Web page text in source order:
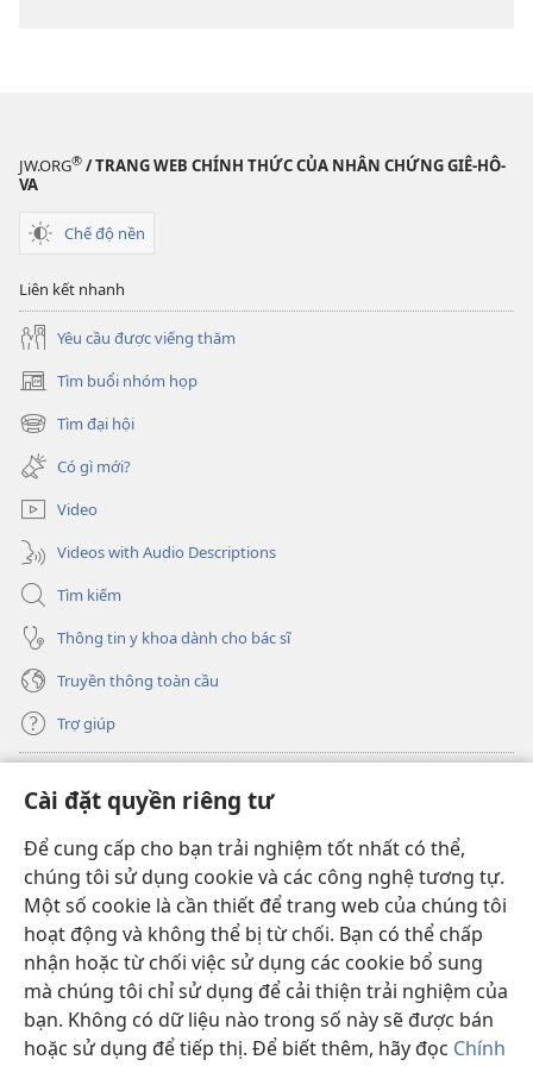
Cài đặt quyền riêng tư
Để cung cấp cho bạn trải nghiệm tốt nhất có thể,
chúng tôi sử dụng cookie và các công nghệ tương tự.
Một số cookie là cần thiết để trang web của chúng tôi
hoạt động và không thể bị từ chối. Bạn có thể chấp
nhận hoặc từ chối việc sử dụng các cookie bổ sung
mà chúng tôi chỉ sử dụng để cải thiện trải nghiệm của
bạn. Không có dữ liệu nào trong số này sẽ được bán
hoặc sử dụng để tiếp thị. Để biết thêm, hãy đọc Chính
JW.ORG® / TRANG WEB CHÍNH THỨC CỦA NHÂN CHỨNG GIÊ-HÔ-
VA
Chế độ nền
Liên kết nhanh
Yêu cầu được viếng thăm
Tìm buổi nhóm họp
(mở
cửa
sổ
mới)
Tìm đại hội
(mở
cửa
sổ
mới)
Có gì mới?
Video
Videos with Audio Descriptions
Tìm kiếm
Thông tin y khoa dành cho bác sĩ
Truyền thông toàn cầu
Trợ giúp
(mở
cửa
sổ
mới)
THƯ VIỆN TRỰC TUYẾN Tháp Canh
(mở
cửa
sổ
mới)
JW Hub ®
(mở
cửa
sổ
mới)
JW Library
Thư viện Tháp Canh